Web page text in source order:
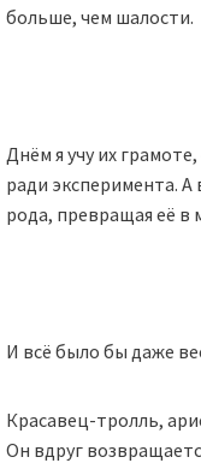
больше, чем шалости.
Днём я учу их
ради эксперимента.
рода, превращая её в
И всё было бы даже
Красавец-тролль,
Он вдруг